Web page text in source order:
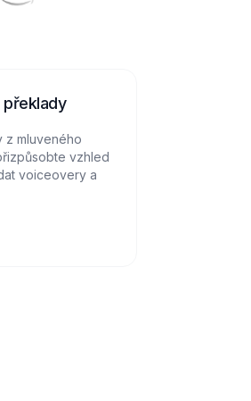
z mluveného
vzhled
voiceovery a